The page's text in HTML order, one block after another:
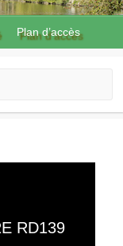
Plan d’accès